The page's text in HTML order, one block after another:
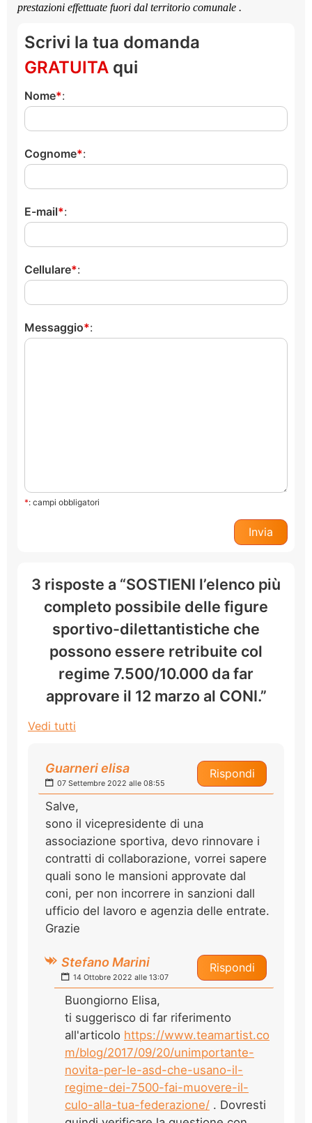
prestazioni effettuate fuori dal territorio comunale .
Scrivi la tua domanda
GRATUITA qui
Nome :
Cognome :
E-mail :
Cellulare :
Messaggio :
*: campi obbligatori
3 risposte a “SOSTIENI l’elenco più
completo possibile delle figure
sportivo-dilettantistiche che
possono essere retribuite col
regime 7.500/10.000 da far
approvare il 12 marzo al CONI.”
Vedi tutti
Rispondi
Guarneri elisa
07 Settembre 2022 alle 08:55
Salve,
sono il vicepresidente di una
associazione sportiva, devo rinnovare i
contratti di collaborazione, vorrei sapere
quali sono le mansioni approvate dal
coni, per non incorrere in sanzioni dall
ufficio del lavoro e agenzia delle entrate.
Grazie
Rispondi
Stefano Marini
14 Ottobre 2022 alle 13:07
Buongiorno Elisa,
ti suggerisco di far riferimento
all'articolo https://www.teamartist.co
m/blog/2017/09/20/unimportante-
novita-per-le-asd-che-usano-il-
regime-dei-7500-fai-muovere-il-
culo-alla-tua-federazione/ . Dovresti